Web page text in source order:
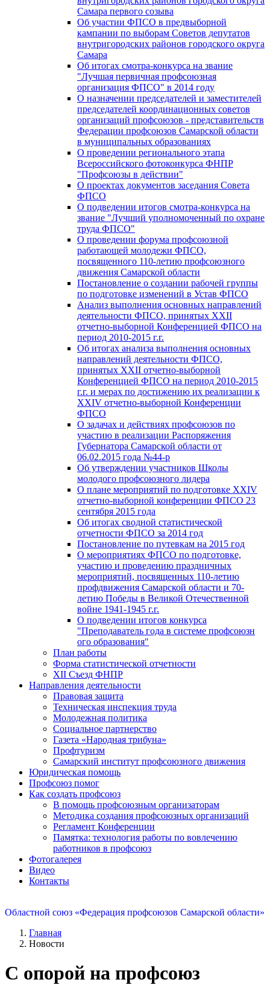
Самара первого созыва
Об участии ФПСО в предвыборной
кампании по выборам Советов депутатов
внутригородских районов городского округа
Самара
Об итогах смотра-конкурса на звание
"Лучшая первичная профсоюзная
организация ФПСО" в 2014 году
О назначении председателей и заместителей
председателей координационных советов
организаций профсоюзов - представительств
Федерации профсоюзов Самарской области
в муниципальных образованиях
О проведении регионального этапа
Всероссийского фотоконкурса ФНПР
"Профсоюзы в действии"
О проектах документов заседания Совета
ФПСО
О подведении итогов смотра-конкурса на
звание "Лучший уполномоченный по охране
труда ФПСО"
О проведении форума профсоюзной
работающей молодежи ФПСО,
посвященного 110-летию профсоюзного
движения Самарской области
Постановление о создании рабочей группы
по подготовке изменений в Устав ФПСО
Анализ выполнения основных направлений
деятельности ФПСО, принятых XXII
отчетно-выборной Конференцией ФПСО на
период 2010-2015 г.г.
Об итогах анализа выполнения основных
направлений деятельности ФПСО,
принятых XXII отчетно-выборной
Конференцией ФПСО на период 2010-2015
г.г. и мерах по достижению их реализации к
XXIV отчетно-выборной Конференции
ФПСО
О задачах и действиях профсоюзов по
участию в реализации Распоряжения
Губернатора Самарской области от
06.02.2015 года №44-р
Об утверждении участников Школы
молодого профсоюзного лидера
О плане мероприятий по подготовке XXIV
отчетно-выборной конференции ФПСО 23
сентября 2015 года
Об итогах сводной статистической
отчетности ФПСО за 2014 год
Постановление по путевкам на 2015 год
О мероприятиях ФПСО по подготовке,
участию и проведению праздничных
мероприятий, посвященных 110-летию
профдвижения Самарской области и 70-
летию Победы в Великой Отечественной
войне 1941-1945 г.г.
О подведении итогов конкурса
"Преподаватель года в системе профсоюзн
ого образования"
План работы
Форма статистической отчетности
XII Съезд ФНПР
Направления деятельности
Правовая защита
Техническая инспекция труда
Молодежная политика
Социальное партнерство
Газета «Народная трибуна»
Профтуризм
Самарский институт профсоюзного движения
Юридическая помощь
Профсоюз помог
Как создать профсоюз
В помощь профсоюзным организаторам
Методика создания профсоюзных организаций
Регламент Конференции
Памятка: технология работы по вовлечению
работников в профсоюз
Фотогалерея
Видео
Контакты
Областной союз «Федерация профсоюзов Самарской области»
Главная
Новости
С опорой на профсоюз